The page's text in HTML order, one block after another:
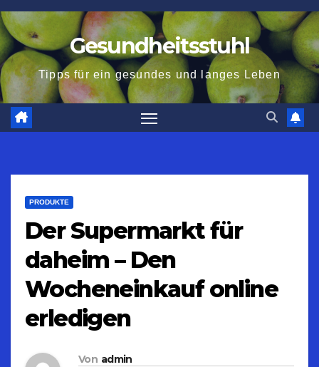
Zum
Inhalt
springen
Gesundheitsstuhl
Tipps für ein gesundes und langes Leben
PRODUKTE
Der Supermarkt für
daheim – Den
Wocheneinkauf online
erledigen
Von admin